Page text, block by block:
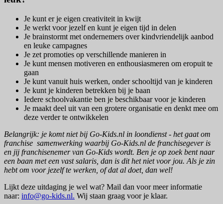
Je kunt er je eigen creativiteit in kwijt
Je werkt voor jezelf en kunt je eigen tijd in delen
Je brainstormt met ondernemers over kindvriendelijk aanbod
en leuke campagnes
Je zet promoties op verschillende manieren in
Je kunt mensen motiveren en enthousiasmeren om eropuit te
gaan
Je kunt vanuit huis werken, onder schooltijd van je kinderen
Je kunt je kinderen betrekken bij je baan
Iedere schoolvakantie ben je beschikbaar voor je kinderen
Je maakt deel uit van een grotere organisatie en denkt mee om
deze verder te ontwikkelen
Belangrijk: je komt niet bij Go-Kids.nl in loondienst - het gaat om
franchise samenwerking waarbij Go-Kids.nl de franchisegever is
en jij franchisenemer van Go-Kids wordt. Ben je op zoek bent naar
een baan met een vast salaris, dan is dit het niet voor jou. Als je zin
hebt om voor jezelf te werken, of dat al doet, dan wel!
Lijkt deze uitdaging je wel wat? Mail dan voor meer informatie
naar: info@go-kids.nl. Wij staan graag voor je klaar.